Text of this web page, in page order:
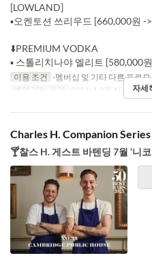
[LOWLAND]
▪️오켄토션 쓰리우드 [660,000원 -
⬇️PREMIUM VODKA
▪️ 스톨리치나야 엘리트 [580,000
이용 조건 -멤버십 및 기타 다른 프로
예약 가능 기간
2024년 2월 1일 ~자세
Charles H. Companion
🍸찰스 H. 게스트 바텐딩 7월 ‘니